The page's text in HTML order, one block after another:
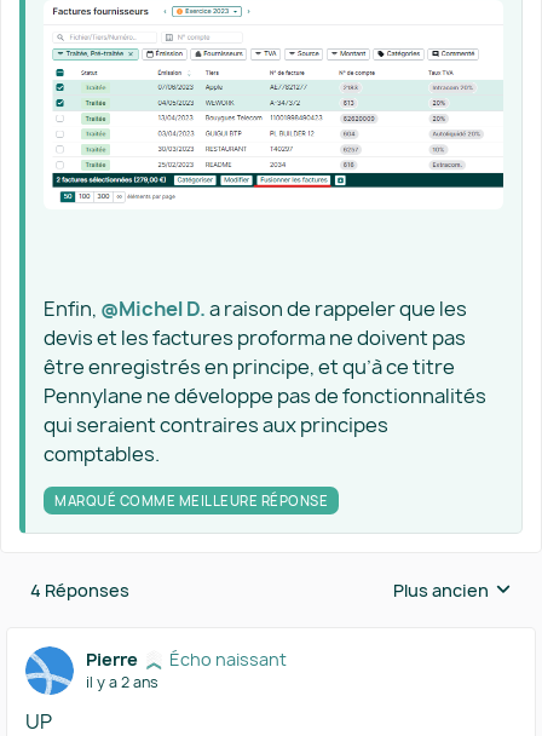
Enfin, @Michel D.a raison de rappeler que les
devis et les factures proforma ne doivent pas
être enregistrés en principe, et qu’à ce titre
Pennylane ne développe pas de fonctionnalités
qui seraient contraires aux principes
comptables.
MARQUÉ COMME MEILLEURE RÉPONSE
4 Réponses Réponses triées
Plus ancien
Pierre Écho naissant
il y a 2 ans
UP